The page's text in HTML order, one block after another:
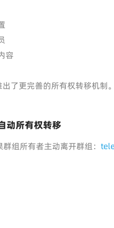
容
了更完善的所有权转移机制。
动所有权转移
组所有者主动离开群组：